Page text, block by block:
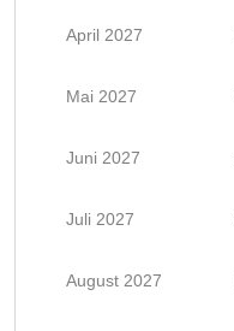
April 2027
Mai 2027
Juni 2027
Juli 2027
August 2027